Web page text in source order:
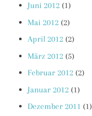
Juni 2012 (1)
Mai 2012 (2)
April 2012 (2)
März 2012 (5)
Februar 2012 (2)
Januar 2012 (1)
Dezember 2011 (1)